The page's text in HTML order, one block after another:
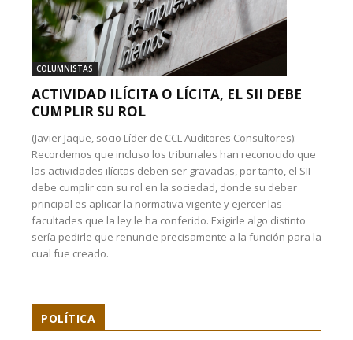
COLUMNISTAS
ACTIVIDAD ILÍCITA O LÍCITA, EL SII DEBE
CUMPLIR SU ROL
(Javier Jaque, socio Líder de CCL Auditores Consultores):
Recordemos que incluso los tribunales han reconocido que
las actividades ilícitas deben ser gravadas, por tanto, el SII
debe cumplir con su rol en la sociedad, donde su deber
principal es aplicar la normativa vigente y ejercer las
facultades que la ley le ha conferido. Exigirle algo distinto
sería pedirle que renuncie precisamente a la función para la
cual fue creado.
POLÍTICA